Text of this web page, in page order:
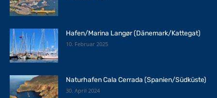
Hafen/Marina Langør (Dänemark/Kattegat)
10. Februar 2025
Naturhafen Cala Cerrada (Spanien/Südküste)
30. April 2024